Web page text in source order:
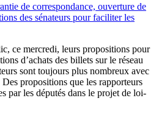
de correspondance, ouverture de
des sénateurs pour faciliter les
ce mercredi, leurs propositions pour
d’achats des billets sur le réseau
sont toujours plus nombreux avec
propositions que les rapporteurs
par les députés dans le projet de loi-